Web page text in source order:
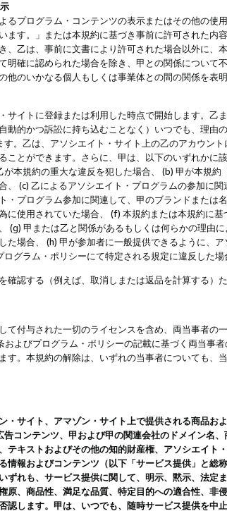
るプログラム・コンテンツの表示またはその他の
ます。」または本規約に基づき事前に許可された
、乙は、事前に文書により許可された場合以外に
明確に認められた場合を除き、甲との関係につい
他のいかなる個人もしくは事業体との間の関係を表
サイトに登録または利用した時点で開始します。
動的かつ訴訟に持ち込むことなく）いつでも、理由
。乙は、アソシエイト・サイト上の乙のアカウン
ことができます。さらに、甲は、以下のいずれか
が本規約の重大な違反を犯した場合、 (b) 甲が本規
、 (c) 乙によるアソシエイト・プログラムの参加に
・プログラム参加に関連して、甲のブランドまた
に使用されていた場合、 (f) 本規約または本規約に
(g) 甲または乙と関係があるもしくは何らかの理
た場合、 (h) 甲が参加者に一般提供できるように
グラム・ポリシーにて特定される規定に違反した場
確認する（例えば、取消しまたは返品を計算する
て付与された一切のライセンスを含め、両当事者
よびプログラム・ポリシーの記載に基づく両当事
す。本規約の解除は、いずれの当事者についても
・サイト、アマゾン・サイト上で提供される商
コンテンツ、甲および甲の関連会社のドメイン名
テキストおよびその他の知的財産権、アソシエイ
情報およびコンテンツ（以下「サービス提供」と
ずれも、サービス提供に関して、明示、黙示、法
原、商品性、満足な品質、特定目的への適合性、非
認します。甲は、いつでも、随時サービス提供を中